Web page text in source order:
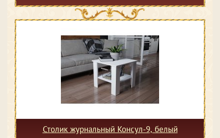
Столик журнальный Консул-9, белый